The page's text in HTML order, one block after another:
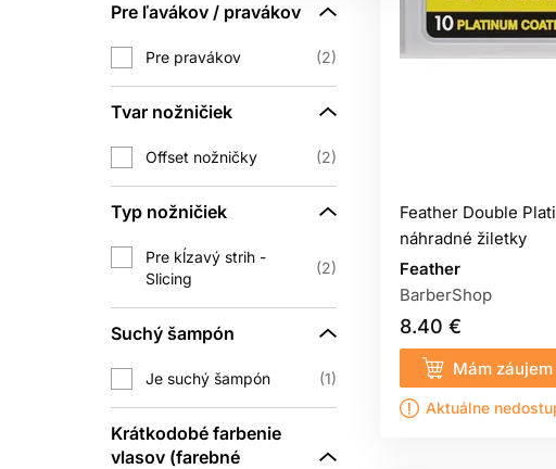
Pre ľavákov / pravákov
Pre pravákov 2
Tvar nožničiek
Offset nožničky 2
Typ nožničiek
Pre kĺzavý strih -
Slicing
2
Suchý šampón
Je suchý šampón 1
Krátkodobé farbenie
vlasov (farebné
Feather Double
náhradné žiletky
Feather
BarberShop
8.40 €
Mám záujem
Aktuálne